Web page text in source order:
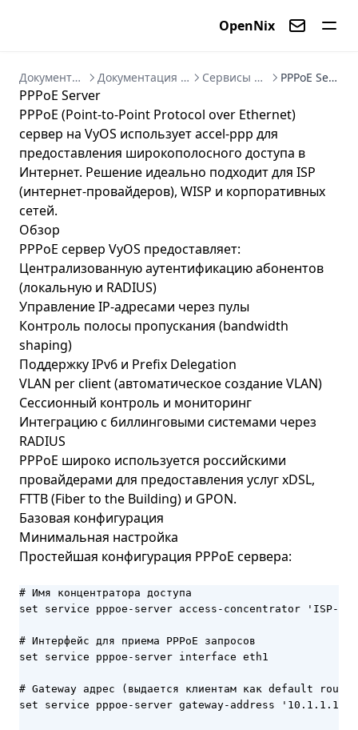
OpenNix
Документация Документация VyOS Сервисы VyOS PPPoE Server
PPPoE Server
PPPoE (Point-to-Point Protocol over Ethernet)
сервер на VyOS использует accel-ppp для
предоставления широкополосного доступа в
Интернет. Решение идеально подходит для ISP
(интернет-провайдеров), WISP и корпоративных
сетей.
Обзор
PPPoE сервер VyOS предоставляет:
Централизованную аутентификацию абонентов
(локальную и RADIUS)
Управление IP-адресами через пулы
Контроль полосы пропускания (bandwidth
shaping)
Поддержку IPv6 и Prefix Delegation
VLAN per client (автоматическое создание VLAN)
Сессионный контроль и мониторинг
Интеграцию с биллинговыми системами через
RADIUS
PPPoE широко используется российскими
провайдерами для предоставления услуг xDSL,
FTTB (Fiber to the Building) и GPON.
Базовая конфигурация
Минимальная настройка
Простейшая конфигурация PPPoE сервера:
# Имя концентратора доступа
set service pppoe-server access-concentrator 'ISP-
# Интерфейс для приема PPPoE запросов
set service pppoe-server interface eth1
# Gateway адрес (выдается клиентам как default route)
set service pppoe-server gateway-address '10.1.1.1'